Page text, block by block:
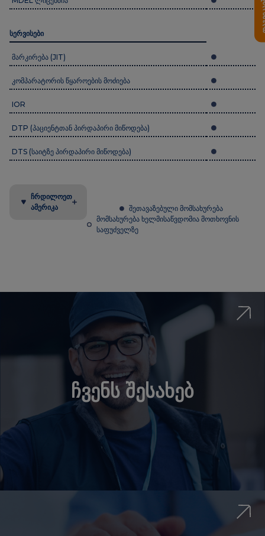
ჩრდილოეთ
ამერიკა
შეთავაზებული მომსახურება
მომსახურება ხელმისაწვდომია მოთხოვნის
საფუძველზე
სერვისები
მარკირება (JIT)
კომპარატორის წყაროების მოძიება
IOR
DTP (პაციენტთან პირდაპირი მიწოდება)
DTS (საიტზე პირდაპირი მიწოდება)
ჩვენს შესახებ